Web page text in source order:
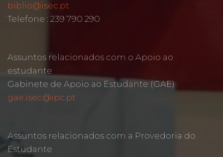
biblio@isec.pt
Telefone : 239 790 290
Assuntos relacionados com o Apoio ao
estudante
Gabinete de Apoio ao Estudante (GAE)
gae.isec@ipc.pt
Assuntos relacionados com a Provedoria do
Estudante